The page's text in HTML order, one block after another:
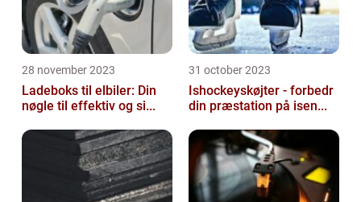
28 november 2023
Ladeboks til elbiler: Din
nøgle til effektiv og si...
31 october 2023
Ishockeyskøjter - forbedr
din præstation på isen...